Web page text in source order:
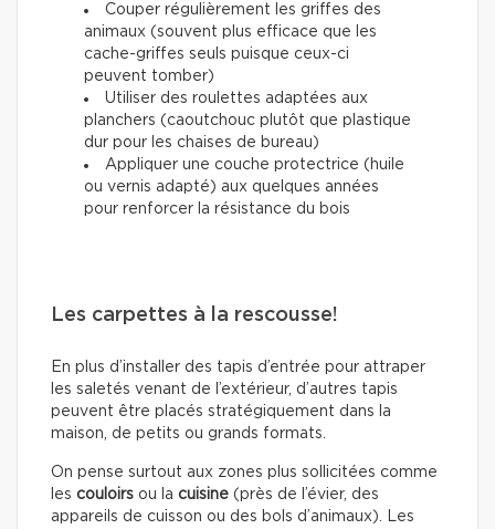
Couper régulièrement les griffes des
animaux (souvent plus efficace que les
cache-griffes seuls puisque ceux-ci
peuvent tomber)
Utiliser des roulettes adaptées aux
planchers (caoutchouc plutôt que plastique
dur pour les chaises de bureau)
Appliquer une couche protectrice (huile
ou vernis adapté) aux quelques années
pour renforcer la résistance du bois
Les carpettes à la rescousse!
En plus d’installer des tapis d’entrée pour attraper
les saletés venant de l’extérieur, d’autres tapis
peuvent être placés stratégiquement dans la
maison, de petits ou grands formats.
On pense surtout aux zones plus sollicitées comme
les couloirs ou la cuisine (près de l’évier, des
appareils de cuisson ou des bols d’animaux). Les